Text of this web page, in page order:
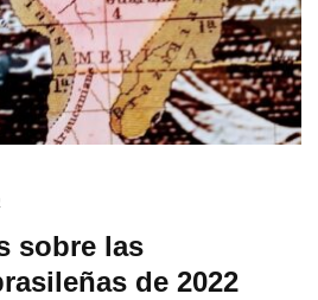
sobre las
de 2022